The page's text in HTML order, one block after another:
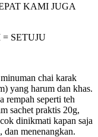
KAMI JUGA
SETUJU
chai karak
yang harum dan khas.
rempah seperti teh
sachet praktis 20g,
dinikmati kapan saja
dan menenangkan.